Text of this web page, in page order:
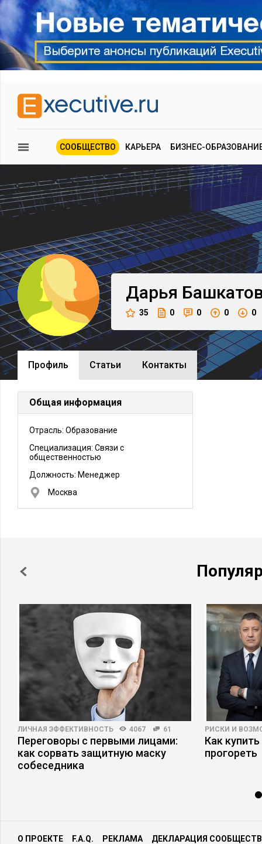
СООБЩЕСТВО КАРЬЕРА БИЗНЕС-
Дарья
35 0 0 0 0
Профиль Cтатьи Контакты
Общая информация
Отрасль: Образование
Специализация: Связи с
общественностью
Должность: Менеджер
Москва
ЛИЧНАЯ ЭФФЕКТИВНОСТЬ 4067 61
Переговоры с первыми лицами:
как сорвать защитную маску
собеседника
РИСКИ И
Как
прогореть
О ПРОЕКТЕ F.A.Q. РЕКЛАМА ДЕКЛАРАЦИЯ